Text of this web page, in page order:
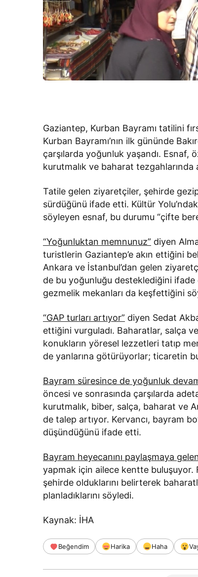
Gaziantep, Kurban Bayramı tatilini
Kurban Bayramı’nın ilk gününde
çarşılarda yoğunluk yaşandı. Esnaf,
kurutmalık ve baharat
Tatile gelen ziyaretçiler, şehirde
sürdüğünü ifade etti. Kültür
söyleyen esnaf, bu durumu “çifte
“Yoğunluktan memnunuz” diyen
turistlerin Gaziantep’e akın ettiğini
Ankara ve İstanbul’dan gelen
de bu yoğunluğu desteklediğini
gezmelik mekanları da keşfettiğini
“GAP turları artıyor” diyen Sedat
ettiğini vurguladı. Baharatlar, salça
konukların yöresel lezzetleri tatıp
de yanlarına götürüyorlar; ticaretin
Bayram süresince de yoğunluk
öncesi ve sonrasında çarşılarda
kurutmalık, biber, salça, baharat ve
de talep artıyor. Kervancı, bayram
düşündüğünü ifade etti.
Bayram heyecanını paylaşmaya
yapmak için ailece kentte
şehirde olduklarını belirterek
planladıklarını söyledi.
Kaynak: İHA
Beğendim Harika Haha